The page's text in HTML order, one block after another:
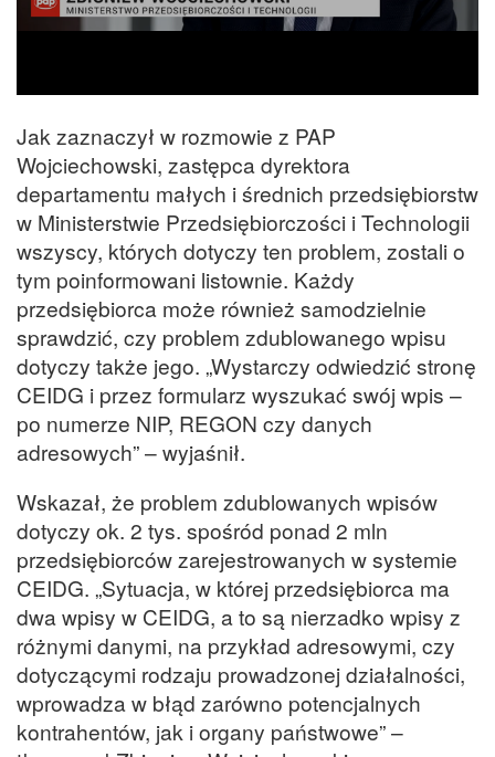
Jak zaznaczył w rozmowie z PAP
Wojciechowski, zastępca dyrektora
departamentu małych i średnich przedsiębiorstw
w Ministerstwie Przedsiębiorczości i Technologii
wszyscy, których dotyczy ten problem, zostali o
tym poinformowani listownie. Każdy
przedsiębiorca może również samodzielnie
sprawdzić, czy problem zdublowanego wpisu
dotyczy także jego. „Wystarczy odwiedzić stronę
CEIDG i przez formularz wyszukać swój wpis –
po numerze NIP, REGON czy danych
adresowych” – wyjaśnił.
Wskazał, że problem zdublowanych wpisów
dotyczy ok. 2 tys. spośród ponad 2 mln
przedsiębiorców zarejestrowanych w systemie
CEIDG. „Sytuacja, w której przedsiębiorca ma
dwa wpisy w CEIDG, a to są nierzadko wpisy z
różnymi danymi, na przykład adresowymi, czy
dotyczącymi rodzaju prowadzonej działalności,
wprowadza w błąd zarówno potencjalnych
kontrahentów, jak i organy państwowe” –